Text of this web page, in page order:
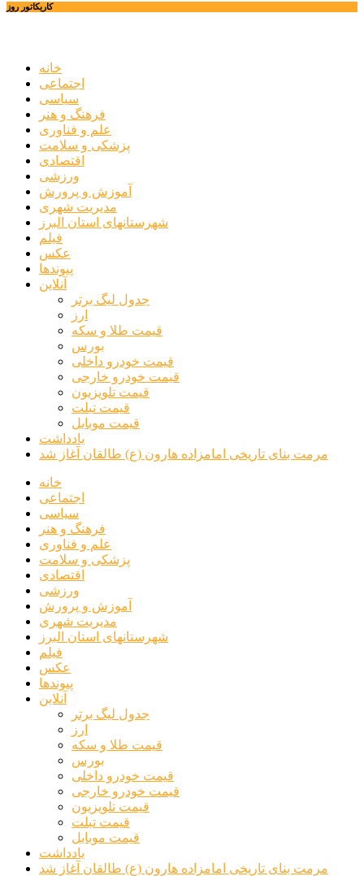
کاریکاتور روز
خانه
اجتماعی
سیاسی
فرهنگ و هنر
علم و فناوری
پزشکی و سلامت
اقتصادی
ورزشی
آموزش و پرورش
مدیریت شهری
شهرستانهای استان البرز
فیلم
عکس
پیوندها
آنلاین
جدول لیگ برتر
ارز
قیمت طلا و سکه
بورس
قیمت خودرو داخلی
قیمت خودرو خارجی
قیمت تلویزیون
قیمت تبلت
قیمت موبایل
یادداشت
مرمت بنای تاریخی امامزاده هارون (ع) طالقان آغاز شد
خانه
اجتماعی
سیاسی
فرهنگ و هنر
علم و فناوری
پزشکی و سلامت
اقتصادی
ورزشی
آموزش و پرورش
مدیریت شهری
شهرستانهای استان البرز
فیلم
عکس
پیوندها
آنلاین
جدول لیگ برتر
ارز
قیمت طلا و سکه
بورس
قیمت خودرو داخلی
قیمت خودرو خارجی
قیمت تلویزیون
قیمت تبلت
قیمت موبایل
یادداشت
مرمت بنای تاریخی امامزاده هارون (ع) طالقان آغاز شد